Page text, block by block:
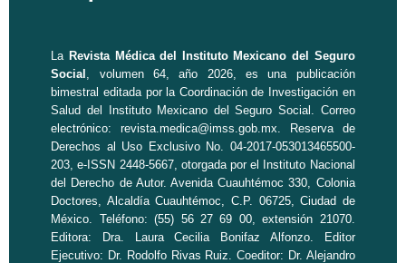
La Revista Médica del Instituto Mexicano del Seguro
Social
, volumen 64, año 2026, es una publicación
bimestral editada por la Coordinación de Investigación en
Salud del Instituto Mexicano del Seguro Social. Correo
electrónico:revista.medica@imss.gob.mx . Reserva de
Derechos al Uso Exclusivo No. 04-2017-053013465500-
203, e-ISSN 2448-5667, otorgada por el Instituto Nacional
del Derecho de Autor. Avenida Cuauhtémoc 330, Colonia
Doctores, Alcaldía Cuauhtémoc, C.P. 06725, Ciudad de
México. Teléfono: (55) 56 27 69 00, extensión 21070.
Editora: Dra. Laura Cecilia Bonifaz Alfonzo. Editor
Ejecutivo: Dr. Rodolfo Rivas Ruiz. Coeditor: Dr. Alejandro